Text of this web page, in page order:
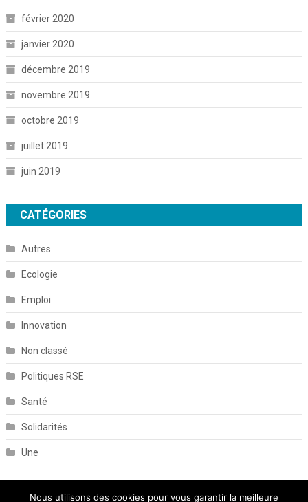
février 2020
janvier 2020
décembre 2019
novembre 2019
octobre 2019
juillet 2019
juin 2019
CATÉGORIES
Autres
Ecologie
Emploi
Innovation
Non classé
Politiques RSE
Santé
Solidarités
Une
Nous utilisons des cookies pour vous garantir la meilleure